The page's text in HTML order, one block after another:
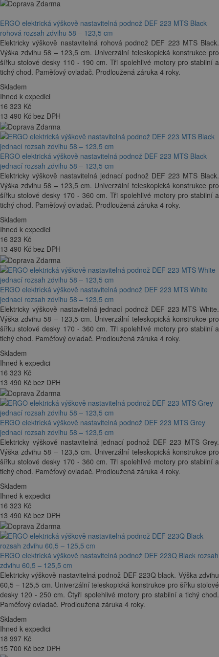
ERGO elektrická výškově nastavitelná podnož DEF 223 MTS Black
rohová rozsah zdvihu 58 – 123,5 cm
Elektricky výškově nastavitelná rohová podnož DEF 223 MTS Black.
Výška zdvihu 58 – 123,5 cm. Univerzální teleskopická konstrukce pro
šířku stolové desky 110 - 190 cm. Tři spolehlivé motory pro stabilní a
tichý chod. Paměťový ovladač. Prodloužená záruka 4 roky.
Skladem
Ihned k expedici
16 323 Kč
13 490 Kč bez DPH
ERGO elektrická výškově nastavitelná podnož DEF 223 MTS Black
jednací rozsah zdvihu 58 – 123,5 cm
Elektricky výškově nastavitelná jednací podnož DEF 223 MTS Black.
Výška zdvihu 58 – 123,5 cm. Univerzální teleskopická konstrukce pro
šířku stolové desky 170 - 360 cm. Tři spolehlivé motory pro stabilní a
tichý chod. Paměťový ovladač. Prodloužená záruka 4 roky.
Skladem
Ihned k expedici
16 323 Kč
13 490 Kč bez DPH
ERGO elektrická výškově nastavitelná podnož DEF 223 MTS White
jednací rozsah zdvihu 58 – 123,5 cm
Elektricky výškově nastavitelná jednací podnož DEF 223 MTS White.
Výška zdvihu 58 – 123,5 cm. Univerzální teleskopická konstrukce pro
šířku stolové desky 170 - 360 cm. Tři spolehlivé motory pro stabilní a
tichý chod. Paměťový ovladač. Prodloužená záruka 4 roky.
Skladem
Ihned k expedici
16 323 Kč
13 490 Kč bez DPH
ERGO elektrická výškově nastavitelná podnož DEF 223 MTS Grey
jednací rozsah zdvihu 58 – 123,5 cm
Elektricky výškově nastavitelná jednací podnož DEF 223 MTS Grey.
Výška zdvihu 58 – 123,5 cm. Univerzální teleskopická konstrukce pro
šířku stolové desky 170 - 360 cm. Tři spolehlivé motory pro stabilní a
tichý chod. Paměťový ovladač. Prodloužená záruka 4 roky.
Skladem
Ihned k expedici
16 323 Kč
13 490 Kč bez DPH
ERGO elektrická výškově nastavitelná podnož DEF 223Q Black rozsah
zdvihu 60,5 – 125,5 cm
Elektricky výškově nastavitelná podnož DEF 223Q black. Výška zdvihu
60,5 – 125,5 cm. Univerzální teleskopická konstrukce pro šířku stolové
desky 120 - 250 cm. Čtyři spolehlivé motory pro stabilní a tichý chod.
Paměťový ovladač. Prodloužená záruka 4 roky.
Skladem
Ihned k expedici
18 997 Kč
15 700 Kč bez DPH